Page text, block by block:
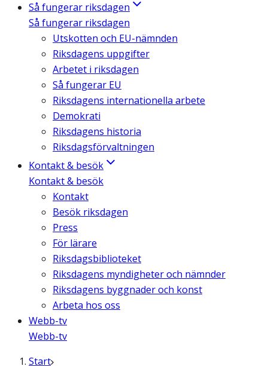
Så fungerar riksdagen
Så fungerar riksdagen
Utskotten och EU-nämnden
Riksdagens uppgifter
Arbetet i riksdagen
Så fungerar EU
Riksdagens internationella arbete
Demokrati
Riksdagens historia
Riksdagsförvaltningen
Kontakt & besök
Kontakt & besök
Kontakt
Besök riksdagen
Press
För lärare
Riksdagsbiblioteket
Riksdagens myndigheter och nämnder
Riksdagens byggnader och konst
Arbeta hos oss
Webb-tv
Webb-tv
Start